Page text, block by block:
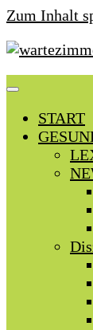
Zum Inhalt
START